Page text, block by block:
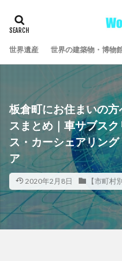
世界遺産 世界の建築物・博物
板倉町にお住まいの
スまとめ｜車サブス
ス・カーシェアリン
ア
2020年2月8日 【市町村